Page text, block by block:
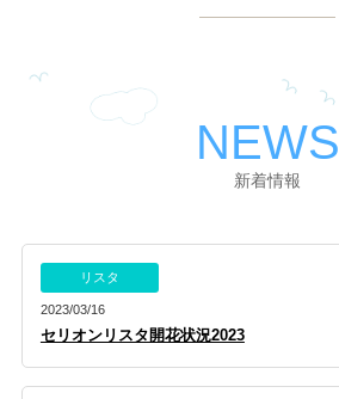
NEWS
新着情報
リスタ
2023/03/16
セリオンリスタ開花状況2023